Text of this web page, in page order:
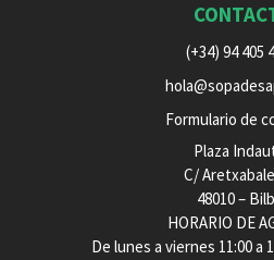
(+34) 94 405
Formulario de
Plaza
C/
48010 –
HORARIO DE
De lunes a viernes 11:00 a